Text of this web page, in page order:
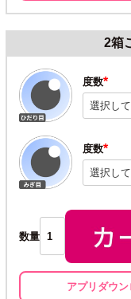
2箱
度数
(必
須)
度数
(必
須)
数量
アプリダウ